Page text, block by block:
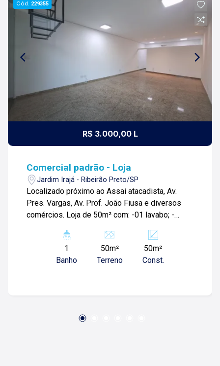
Cód. 229355
R$ 3.000,00 L
Comercial padrão - Loja
Jardim Irajá - Ribeirão Preto/SP
Localizado próximo ao Assai atacadista, Av.
Pres. Vargas, Av. Prof. João Fiusa e diversos
comércios. Loja de 50m² com: -01 lavabo; -
Para mais informações e agendar visita, entre
em contato. Lago é Relacionamento! Esta é a
nossa missão, nosso propósito e o verdadeiro
1987, equilibra a tradicionalidade com o arrojo e
1
Banho
50m²
Terreno
50m²
Const.